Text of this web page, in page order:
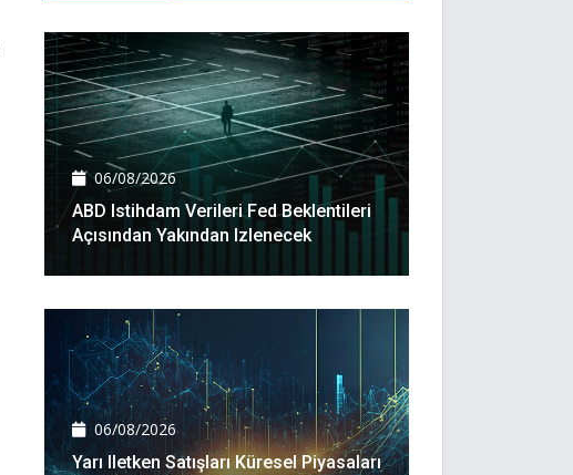
06/08/2026
ABD Istihdam Verileri Fed Beklentileri
Açısından Yakından Izlenecek
06/08/2026
Yarı Iletken Satışları Küresel Piyasaları